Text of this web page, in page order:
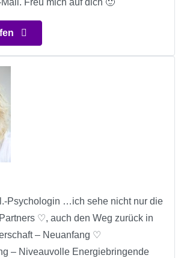
Freu mich auf dich 🙂
Psychologin …ich sehe nicht nur die
♡, auch den Weg zurück in
– Neuanfang ♡
– Niveauvolle Energiebringende